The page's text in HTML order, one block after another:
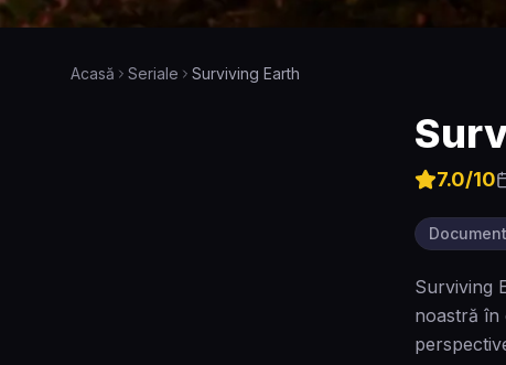
Acasă Seriale Surviving Earth
7.0/10
Surviving
noastră în